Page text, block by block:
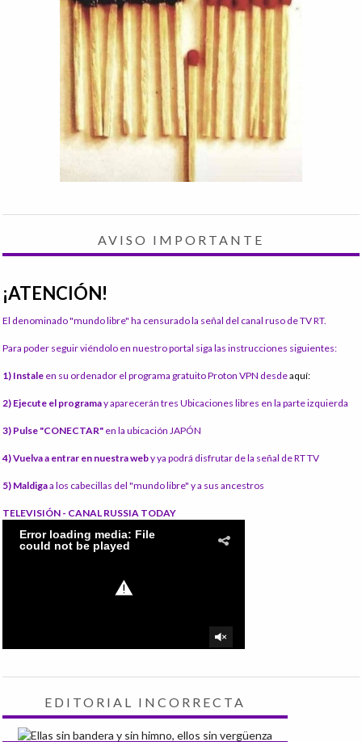
AVISO IMPORTANTE
¡ATENCIÓN!
El denominado "mundo libre" ha censurado la señal del canal ruso de TV RT.
Para poder seguir viéndolo en nuestro portal siga las instrucciones siguientes:
1) Instale en su ordenador el programa gratuito Proton VPN desdeaquí:
2) Ejecute el programay aparecerán tres Ubicaciones libres en la parte izquierda
3) Pulse "CONECTAR" en la ubicación JAPÓN
4) Vuelva a entrar en nuestra weby ya podrá disfrutar de la señal de RT TV
5) Maldigaa los cabecillas del "mundo libre" y a sus ancestros
TELEVISIÓN - CANAL RUSSIA TODAY
EDITORIAL INCORRECTA